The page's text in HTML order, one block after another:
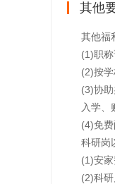
其他
其他福
(1)职
(2)按学
(3)协
入学、
(4)免
科研岗
(1)安
(2)科